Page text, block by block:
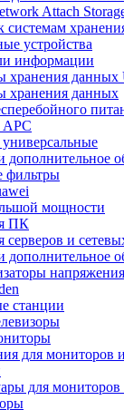
Attach
устройства
информации
хранения данных
хранения данных
APC
универсальные
фильтры
мощности
ПК
и
напряжения
станции
для
для мониторов